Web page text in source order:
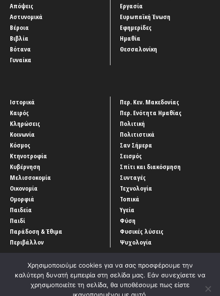
Απόψεις
Αστυνομικά
Βέροια
Βιβλία
Βότανα
Γυναίκα
Εργασία
Ευρωπαϊκή Ένωση
Εφημερίδες
Ημαθία
Θεσσαλονίκη
Ιστορικά
Καιρός
Κληρώσεις
Κοινωνία
Κόσμος
Κτηνοτροφία
Κυβέρνηση
Μελισσοκομία
Οικονομία
Ομορφιά
Παιδεία
Παιδί
Παράδοση & Έθιμα
Περιβάλλον
Περ. Κεν. Μακεδονίας
Περ. Ενότητα Ημαθίας
Πολιτική
Πολιτιστικά
Σαν Σήμερα
Σεισμός
Σπίτι και διακόσμηση
Συνταγές
Τεχνολογία
Τοπικά
Υγεία
Φύση
Φυσικές λύσεις
Ψυχολογία
Χρησιμοποιούμε cookies για να σας προσφέρουμε την
καλύτερη δυνατή εμπειρία στη σελίδα μας. Εάν συνεχίσετε να
χρησιμοποιείτε τη σελίδα, θα υποθέσουμε πως είστε